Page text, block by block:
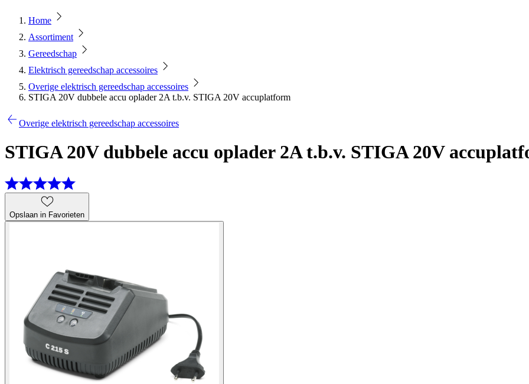
Home
Assortiment
Gereedschap
Elektrisch gereedschap accessoires
Overige elektrisch gereedschap accessoires
STIGA 20V dubbele accu oplader 2A t.b.v. STIGA 20V accuplatform
Overige elektrisch gereedschap accessoires
STIGA 20V dubbele accu oplader 2A t.b.v. STIGA 20V
Opslaan in Favorieten